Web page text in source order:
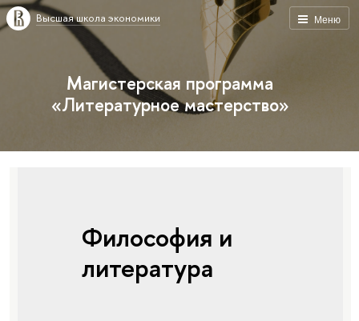
Меню
Высшая школа экономики
Магистерская программа
«Литературное мастерство»
Философия и
литература